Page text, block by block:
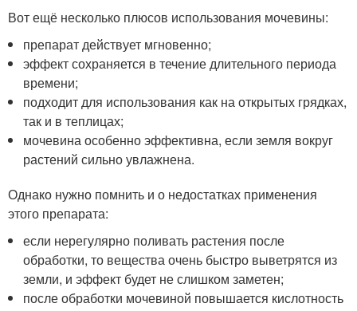
Вот ещё несколько плюсов использования мочевины:
препарат действует мгновенно;
эффект сохраняется в течение длительного периода
времени;
подходит для использования как на открытых грядках,
так и в теплицах;
мочевина особенно эффективна, если земля вокруг
растений сильно увлажнена.
Однако нужно помнить и о недостатках применения
этого препарата:
если нерегулярно поливать растения после
обработки, то вещества очень быстро выветрятся из
земли, и эффект будет не слишком заметен;
после обработки мочевиной повышается кислотность